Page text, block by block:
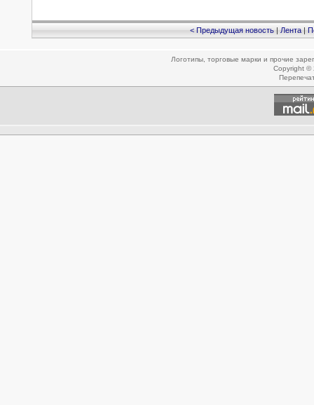
< Предыдущая новость Лента|
Логотипы, торговые марки и прочие
Copyright ©